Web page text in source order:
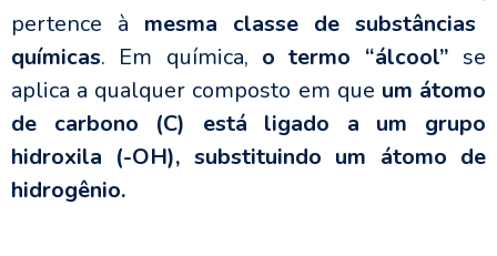
pertence à mesma classe de substâncias
químicas. Em química, o termo “álcool” se
aplica a qualquer composto em que um átomo
de carbono (C) está ligado a um grupo
hidroxila (-OH), substituindo um átomo de
hidrogênio.